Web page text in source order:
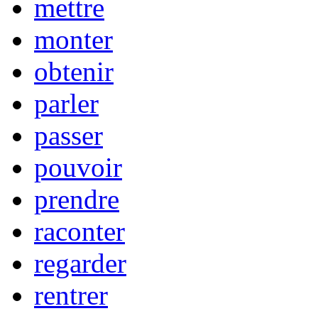
mettre
monter
obtenir
parler
passer
pouvoir
prendre
raconter
regarder
rentrer